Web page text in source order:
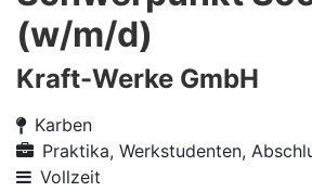
(w/m/d)
Kraft-Werke GmbH
Karben
Praktika, Werkstudenten,
Vollzeit